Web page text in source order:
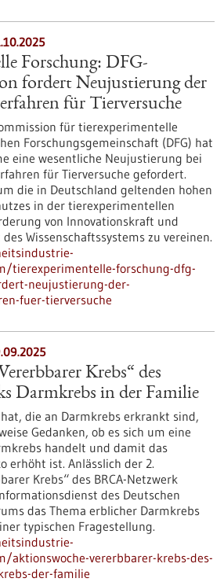
Forschung: DFG-
fordert Neujustierung der
für Tierversuche
für tierexperimentelle
Forschungsgemeinschaft (DFG) hat
eine wesentliche Neujustierung bei
für Tierversuche gefordert.
die in Deutschland geltenden hohen
in der tierexperimentellen
von Innovationskraft und
Wissenschaftssystems zu vereinen.
tierexperimentelle-forschung-dfg-
neujustierung-der-
fuer-tierversuche
Krebs“ des
Darmkrebs in der Familie
die an Darmkrebs erkrankt sind,
Gedanken, ob es sich um eine
handelt und damit das
erhöht ist. Anlässlich der 2.
Krebs“ des BRCA-Netzwerk
des Deutschen
das Thema erblicher Darmkrebs
typischen Fragestellung.
aktionswoche-vererbbarer-krebs-des-
der-familie